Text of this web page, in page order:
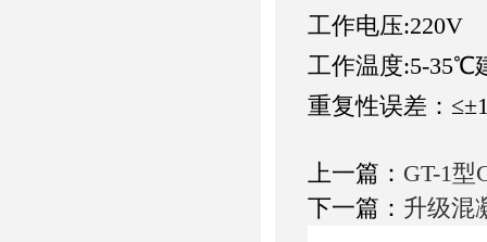
工作电压:220V
工作温度:5-35℃
重复性误差：
上一篇： GT-1型
下一篇： 升级混